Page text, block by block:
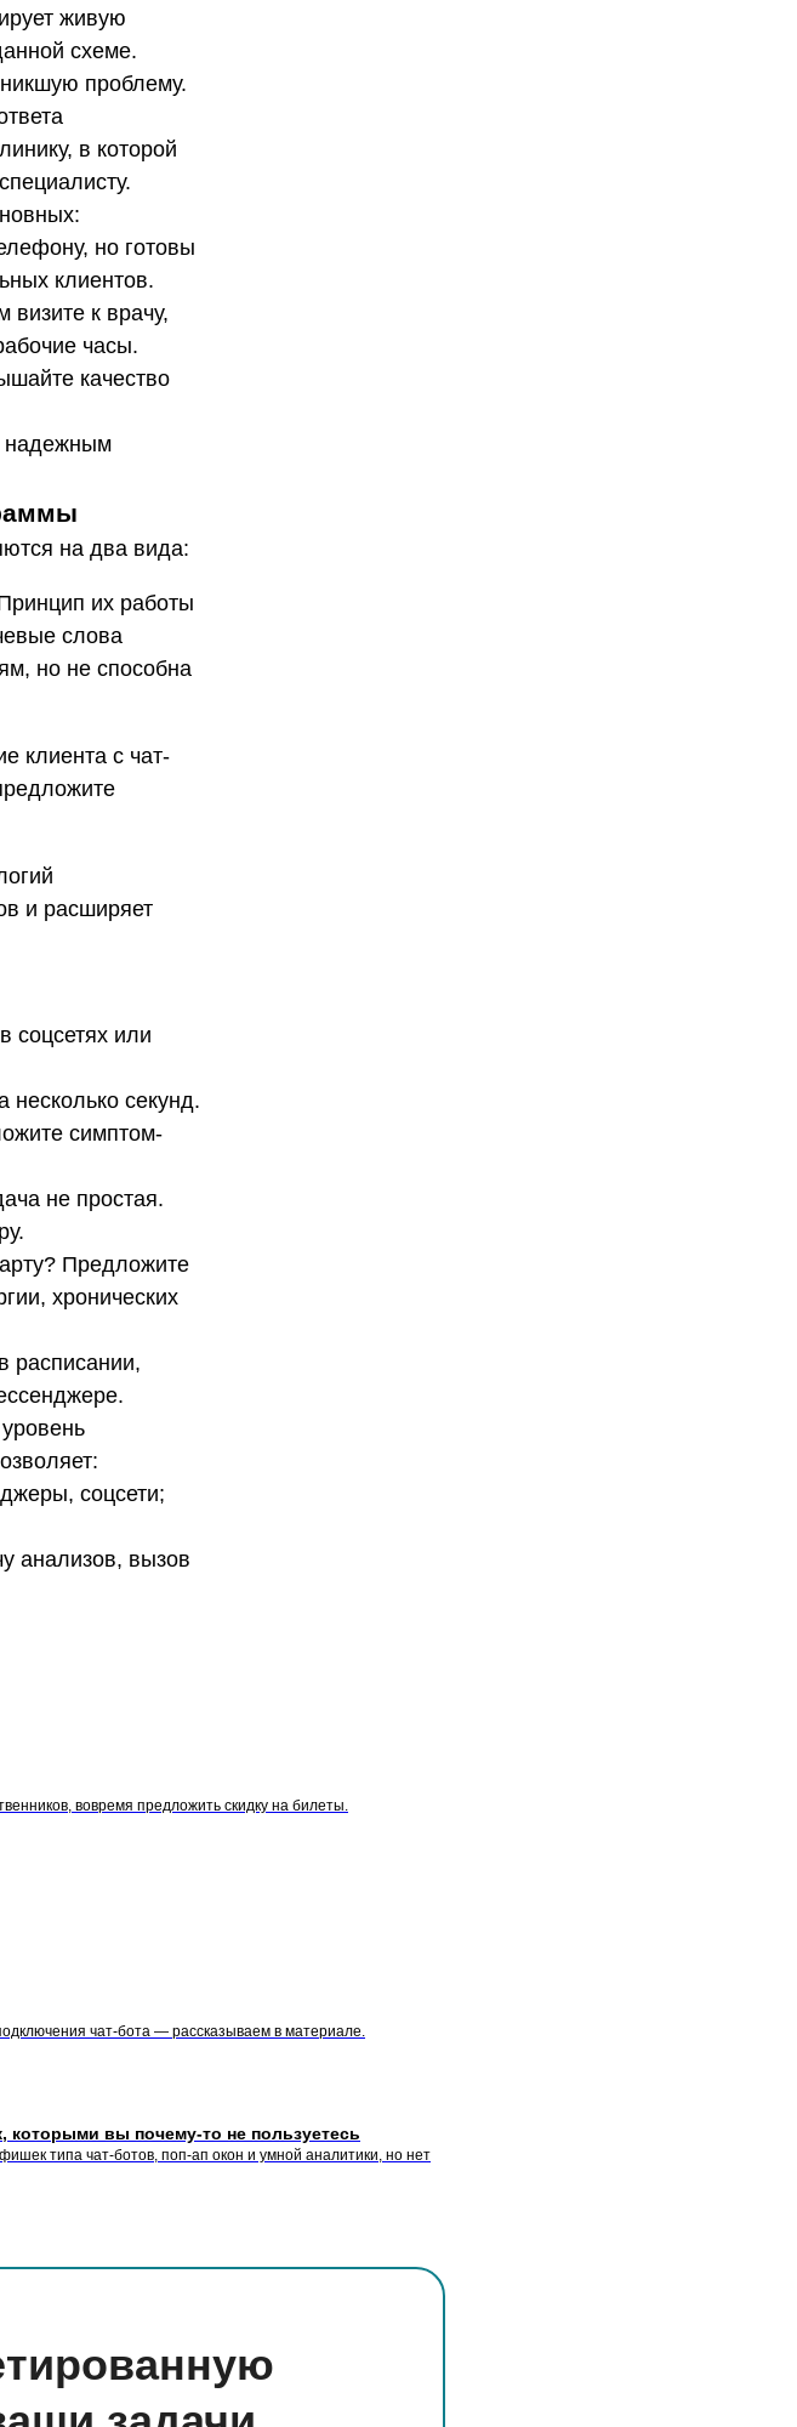
живую
схеме.
проблему.
в которой
но готовы
клиентов.
к врачу,
часы.
качество
надежным
на два вида:
их работы
слова
но не способна
клиента с чат-
и расширяет
соцсетях или
несколько секунд.
симптом-
не простая.
Предложите
хронических
расписании,
соцсети;
анализов, вызов
вовремя предложить скидку на билеты.
чат-бота — рассказываем в материале.
вы почему-то не пользуетесь
типа чат-ботов, поп-ап окон и умной аналитики, но нет